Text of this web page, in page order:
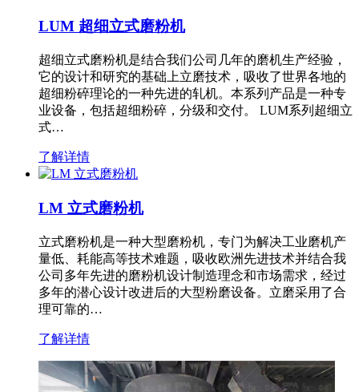
LUM 超细立式磨粉机
超细立式磨粉机是结合我们公司几年的磨机生产经验，
它的设计和研究的基础上立磨技术，吸收了世界各地的
超细粉碎理论的一种先进的轧机。本系列产品是一种专
业设备，包括超细粉碎，分级和交付。 LUM系列超细立
式…
了解详情
LM 立式磨粉机
立式磨粉机是一种大型磨粉机，专门为解决工业磨机产
量低、耗能高等技术难题，吸收欧洲先进技术并结合我
公司多年先进的磨粉机设计制造理念和市场需求，经过
多年的潜心设计改进后的大型粉磨设备。立磨采用了合
理可靠的…
了解详情